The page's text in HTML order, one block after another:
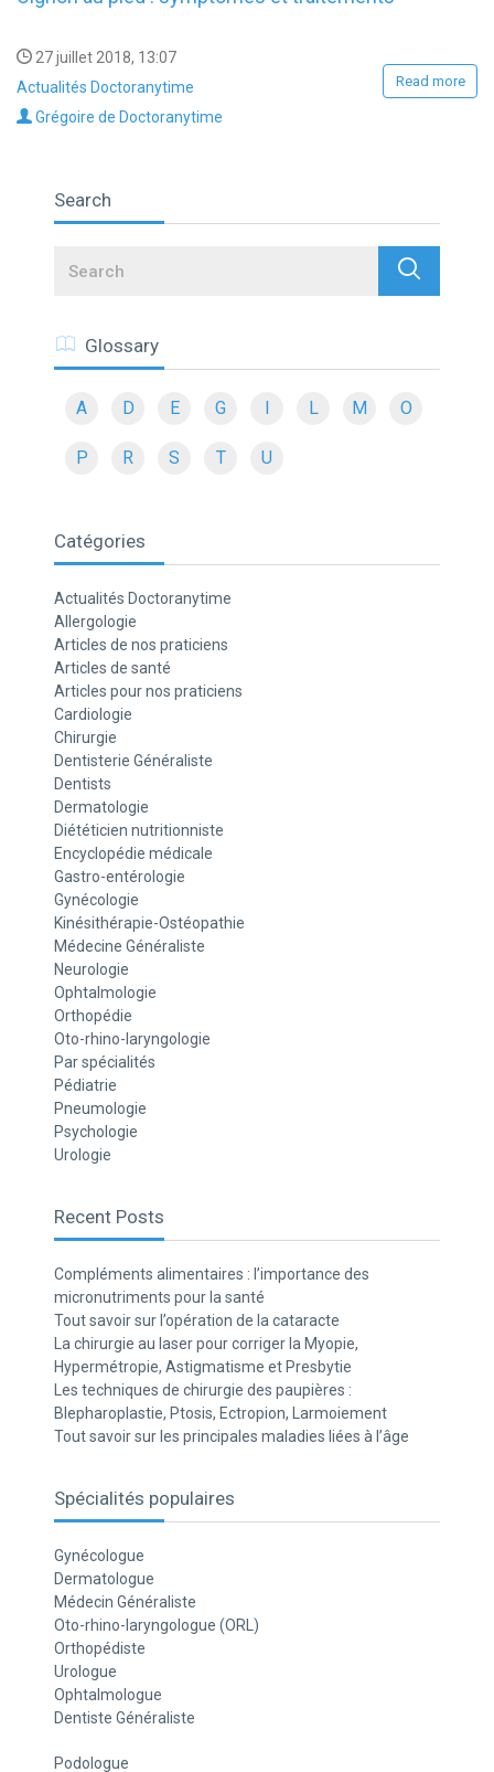
27 juillet 2018, 13:07
Actualités Doctoranytime
Grégoire de Doctoranytime
Read more
Search
Search
Glossary
A D E G L M O
P R S T U
Catégories
Actualités Doctoranytime
Allergologie
Articles de nos praticiens
Articles de santé
Articles pour nos praticiens
Cardiologie
Chirurgie
Dentisterie Généraliste
Dentists
Dermatologie
Diététicien nutritionniste
Encyclopédie médicale
Gastro-entérologie
Gynécologie
Kinésithérapie-Ostéopathie
Médecine Généraliste
Neurologie
Ophtalmologie
Orthopédie
Oto-rhino-laryngologie
Par spécialités
Pédiatrie
Pneumologie
Psychologie
Urologie
Recent Posts
Compléments alimentaires : l’importance des
micronutriments pour la santé
Tout savoir sur l’opération de la cataracte
La chirurgie au laser pour corriger la Myopie,
Hypermétropie, Astigmatisme et Presbytie
Les techniques de chirurgie des paupières :
Blepharoplastie, Ptosis, Ectropion, Larmoiement
Tout savoir sur les principales maladies liées à l’âge
Spécialités populaires
Gynécologue
Dermatologue
Médecin Généraliste
Oto-rhino-laryngologue (ORL)
Orthopédiste
Urologue
Ophtalmologue
Dentiste Généraliste
Podologue